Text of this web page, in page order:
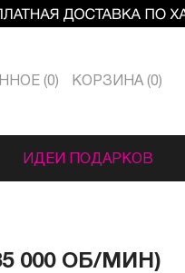
0 КОРЗИНА 0
ИДЕИ ПОДАРКОВ
000 ОБ/МИН)